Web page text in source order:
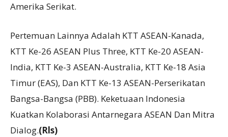
Amerika Serikat.
Pertemuan Lainnya Adalah KTT ASEAN-Kanada,
KTT Ke-26 ASEAN Plus Three, KTT Ke-20 ASEAN-
India, KTT Ke-3 ASEAN-Australia, KTT Ke-18 Asia
Timur (EAS), Dan KTT Ke-13 ASEAN-Perserikatan
Bangsa-Bangsa (PBB). Keketuaan Indonesia
Kuatkan Kolaborasi Antarnegara ASEAN Dan Mitra
Dialog.(Rls)